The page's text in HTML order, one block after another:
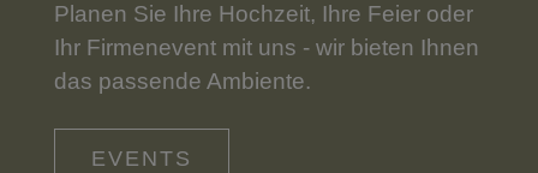
Planen Sie Ihre Hochzeit, Ihre Feier oder
Ihr Firmenevent mit uns - wir bieten Ihnen
das passende Ambiente.
EVENTS